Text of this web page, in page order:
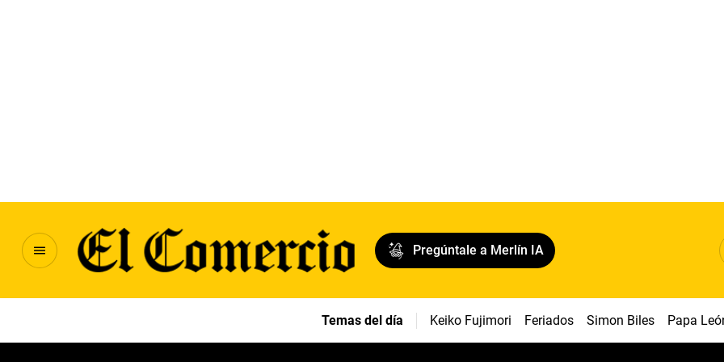
Pregúntale a Merlín IA
Temas del día Keiko Fujimori Feriados Simon Biles Papa